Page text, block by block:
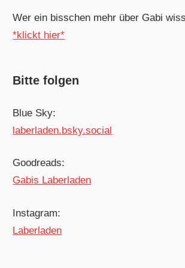
Wer ein bisschen mehr über Gabi
*klickt hier*
Bitte folgen
Blue Sky:
laberladen.bsky.social
Goodreads:
Gabis Laberladen
Instagram:
Laberladen